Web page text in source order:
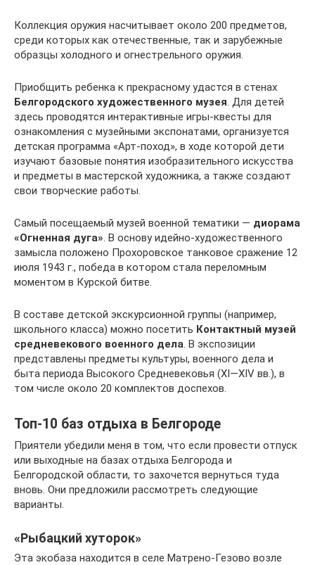
Коллекция оружия насчитывает около 200 предметов,
среди которых как отечественные, так и зарубежные
образцы холодного и огнестрельного оружия.
Приобщить ребенка к прекрасному удастся в стенах
Белгородского художественного музея. Для детей
здесь проводятся интерактивные игры-квесты для
ознакомления с музейными экспонатами, организуется
детская программа «Арт-поход», в ходе которой дети
изучают базовые понятия изобразительного искусства
и предметы в мастерской художника, а также создают
свои творческие работы.
Самый посещаемый музей военной тематики — диорама
«Огненная дуга». В основу идейно-художественного
замысла положено Прохоровское танковое сражение 12
июля 1943 г., победа в котором стала переломным
моментом в Курской битве.
В составе детской экскурсионной группы (например,
школьного класса) можно посетить Контактный музей
средневекового военного дела. В экспозиции
представлены предметы культуры, военного дела и
быта периода Высокого Средневековья (XI—XIV вв.), в
том числе около 20 комплектов доспехов.
Топ-10 баз отдыха в Белгороде
Приятели убедили меня в том, что если провести отпуск
или выходные на базах отдыха Белгорода и
Белгородской области, то захочется вернуться туда
вновь. Они предложили рассмотреть следующие
варианты.
«Рыбацкий хуторок»
Эта экобаза находится в селе Матрено-Гезово возле